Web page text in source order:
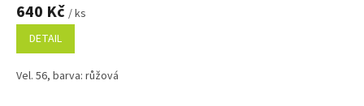
640 Kč / ks
DETAIL
Vel. 56, barva: růžová